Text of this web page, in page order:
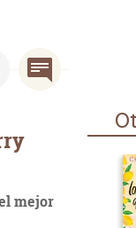
mejor